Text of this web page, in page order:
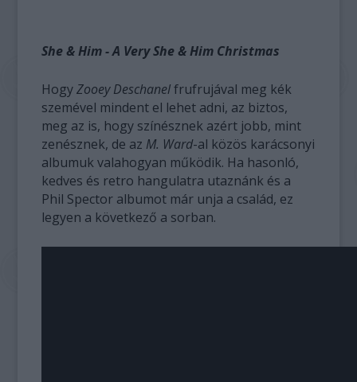
She & Him - A Very She & Him Christmas
HogyZooey Deschanelfrufrujával meg kék
szemével mindent el lehet adni, az biztos,
meg az is, hogy színésznek azért jobb, mint
zenésznek, de az M. Ward-al közös karácsonyi
albumuk valahogyan működik. Ha hasonló,
kedves és retro hangulatra utaznánk és a
Phil Spector albumot már unja a család, ez
legyen a következő a sorban.